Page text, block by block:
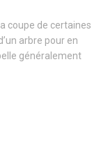
coupe de certaines
arbre pour en
généralement